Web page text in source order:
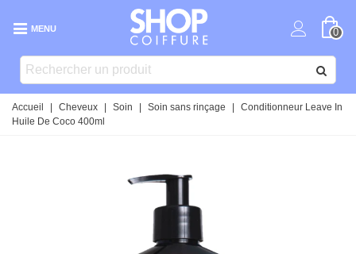
MENU 0
Accueil Cheveux Soin Soin sans rinçage
Conditionneur Leave In
Huile De Coco 400ml